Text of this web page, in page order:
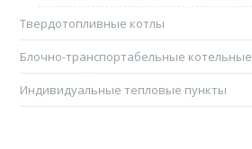
Твердотопливные котлы
Блочно-транспортабельные котельные
Индивидуальные тепловые пункты